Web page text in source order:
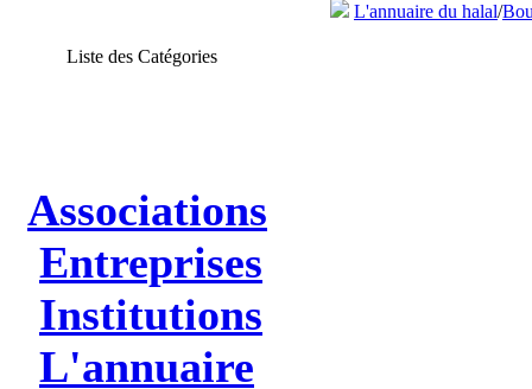
Liste des Catégories
Associations
Entreprises
Institutions
L'annuaire
L'annuaire du halal/